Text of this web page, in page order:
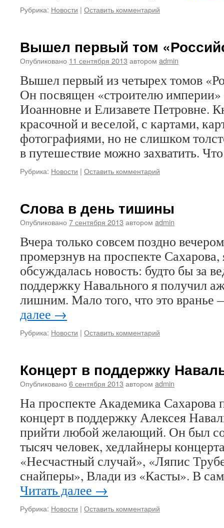
Рубрика: Новости | Оставить комментарий
Вышел первый том
Опубликовано 11 сентября 2013 автором admin
Вышел первый из четырех томов
Он посвящен «строителю
Иоанновне и Елизавете Петровне.
красочной и веселой, с картами,
фотографиями, но не слишком
в путешествие можно захватить.
Рубрика: Новости | Оставить комментарий
Слова в день тишины
Опубликовано 7 сентября 2013 автором admin
Вчера только совсем поздно
промерзнув на проспекте Сахарова,
обсуждалась новость: будто бы за
поддержку Навального я получил
лишним. Мало того, что это
далее →
Рубрика: Новости | Оставить комментарий
Концерт в поддержку
Опубликовано 6 сентября 2013 автором admin
На проспекте Академика Сахарова
концерт в поддержку Алексея
прийти любой желающий. Он был
тысяч человек, хедлайнеры
«Несчастный случай», «Ляпис
снайперы», Влади из «Касты». В
Читать далее →
Рубрика: Новости | Оставить комментарий